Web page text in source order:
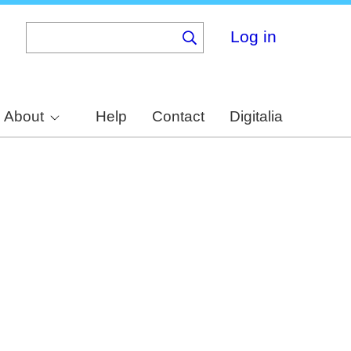
Log in
About Help Contact Digitalia